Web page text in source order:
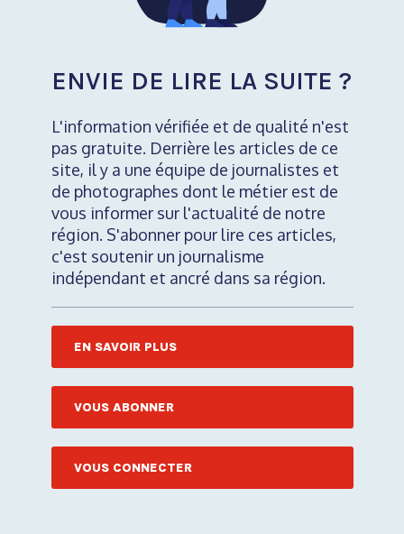
ENVIE DE LIRE LA SUITE ?
L'information vérifiée et de qualité n'est
pas gratuite. Derrière les articles de ce
site, il y a une équipe de journalistes et
de photographes dont le métier est de
vous informer sur l'actualité de notre
région. S'abonner pour lire ces articles,
c'est soutenir un journalisme
indépendant et ancré dans sa région.
EN SAVOIR PLUS
VOUS ABONNER
VOUS CONNECTER